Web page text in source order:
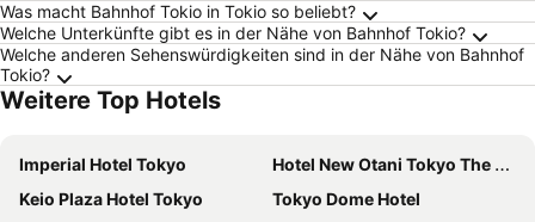
Was macht Bahnhof Tokio in Tokio so beliebt?
Welche Unterkünfte gibt es in der Nähe von Bahnhof Tokio?
Welche anderen Sehenswürdigkeiten sind in der Nähe von Bahnhof
Tokio?
Weitere Top Hotels
Imperial Hotel Tokyo
Hotel New Otani Tokyo The Main
Keio Plaza Hotel Tokyo
Tokyo Dome Hotel